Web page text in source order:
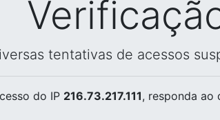
tentativas de acessos
do IP 216.73.217.111, responda ao